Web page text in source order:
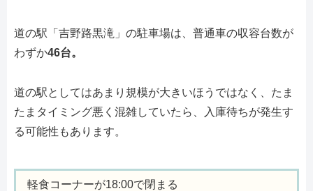
道の駅「吉野路黒滝」の駐車場は、普通車の収容台数が
わずか46台。
道の駅としてはあまり規模が大きいほうではなく、たま
たまタイミング悪く混雑していたら、入庫待ちが発生す
る可能性もあります。
軽食コーナーが18:00で閉まる